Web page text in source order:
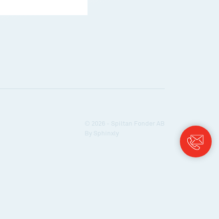
© 2026 - Spiltan Fonder AB
By Sphinxly